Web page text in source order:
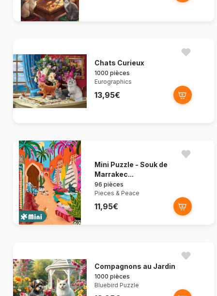
Chats Curieux
1000 pièces
Eurographics
13,95€
Mini Puzzle - Souk de
Marrakec...
96 pièces
Pieces & Peace
11,95€
Compagnons au Jardin
1000 pièces
Bluebird Puzzle